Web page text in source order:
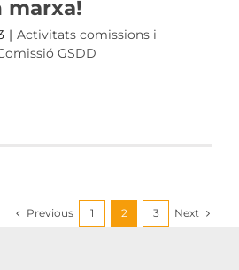
marxa!
| Activitats comissions i
GSDD
Previous 1 2 3 Next